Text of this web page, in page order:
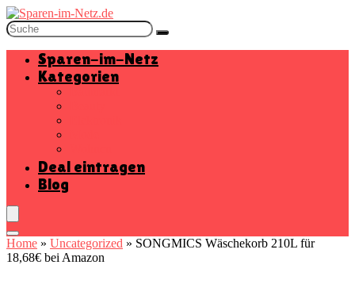
Sparen-im-Netz
Kategorien
Deal eintragen
Blog
Home » Uncategorized » SONGMICS Wäschekorb 210L für
18,68€ bei Amazon